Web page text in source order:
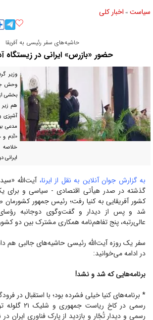
سیاست » اخبار کلی
حاشیه‌های سفر رئیسی به آفریقا
حضور «بازرس» ایرانی در زیستگاه
وزیر
وحش
بخشی
هم
آشپزی
مدعی
«آدم و
ایرانی
به گزارش جوان آنلاین به نقل از ایرنا، آیت‌الله
گذشته در صدر هیأتی اقتصادی - سیاسی و برای
کشور آفریقایی به کنیا رفت؛ رئیس جمهور کشورمان
شد و پس از دیدار و گفت‌وگوی دوجانبه
عالی‌رتبه، پنج تفاهم‌نامه همکاری مشترک بین دو
سفر یک روزه آیت‌الله رئیسی حاشیه‌های جالبی هم
در ادامه می‌خوانید:
برنامه‌هایی که شد و نشد!
* برنامه‌های کنیا خیلی فشرده بود؛ با استقبال در
رسمی در کاخ
رسمی و دیدار تُجّار و بازدید از پارک فناوری ایران در